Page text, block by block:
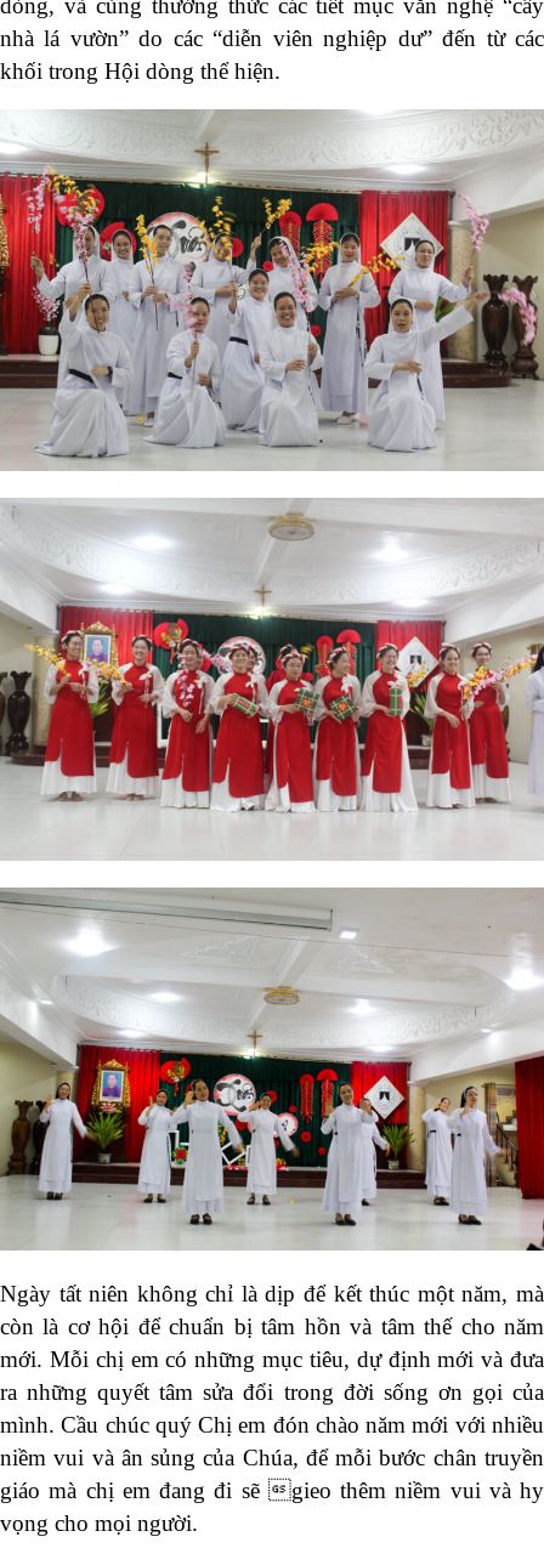
dòng, và cùng thưởng thức các tiết mục văn nghệ “cây
nhà lá vườn” do các “diễn viên nghiệp dư” đến từ các
khối trong Hội dòng thể hiện.
Ngày tất niên không chỉ là dịp để kết thúc một năm, mà
còn là cơ hội để chuẩn bị tâm hồn và tâm thế cho năm
mới. Mỗi chị em có những mục tiêu, dự định mới và đưa
ra những quyết tâm sửa đổi trong đời sống ơn gọi của
mình. Cầu chúc quý Chị em đón chào năm mới với nhiều
niềm vui và ân sủng của Chúa, để mỗi bước chân truyền
giáo mà chị em đang đi sẽ gieo thêm niềm vui và hy
vọng cho mọi người.